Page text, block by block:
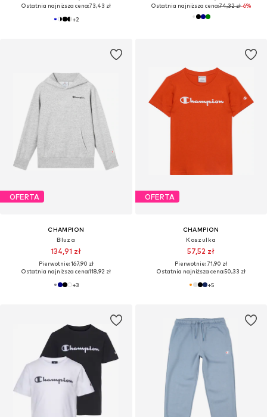
Ostatnia najniższa cena:73,43 zł
+2
Ostatnia najniższa cena:74,32 zł-6%
OFERTA
CHAMPION
Bluza
134,91 zł
Pierwotnie: 167,90 zł
Ostatnia najniższa cena:118,92 zł
+3
OFERTA
CHAMPION
Koszulka
57,52 zł
Pierwotnie: 71,90 zł
Ostatnia najniższa cena:50,33 zł
+5